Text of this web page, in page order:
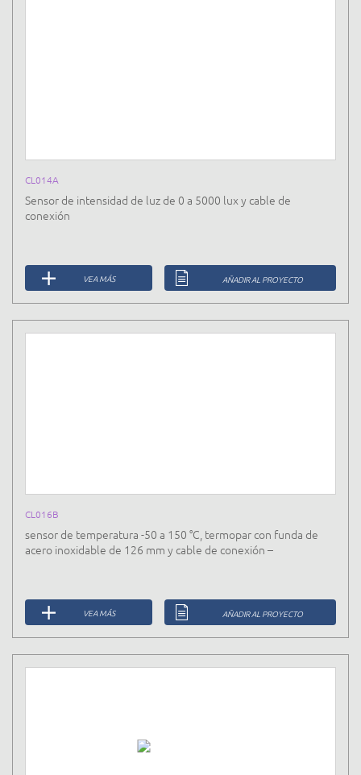
CL014A
Sensor de intensidad de luz de 0 a 5000 lux y cable de
conexión
VEA MÁS AÑADIR AL PROYECTO
CL016B
sensor de temperatura -50 a 150 °C, termopar con funda de
acero inoxidable de 126 mm y cable de conexión –
VEA MÁS AÑADIR AL PROYECTO